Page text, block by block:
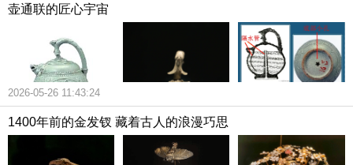
壶通联的匠心宇宙
2026-05-26 11:43:24
1400年前的金发钗 藏着古人的浪漫巧思